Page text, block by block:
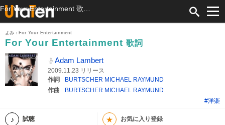
よみ：For Your Entertainment
For Your Entertainment 歌詞
Adam Lambert
2009.11.23 リリース
作詞
BURTSCHER MICHAEL RAYMUND
作曲
BURTSCHER MICHAEL RAYMUND
#洋楽
試聴 ★ お気に入り登録